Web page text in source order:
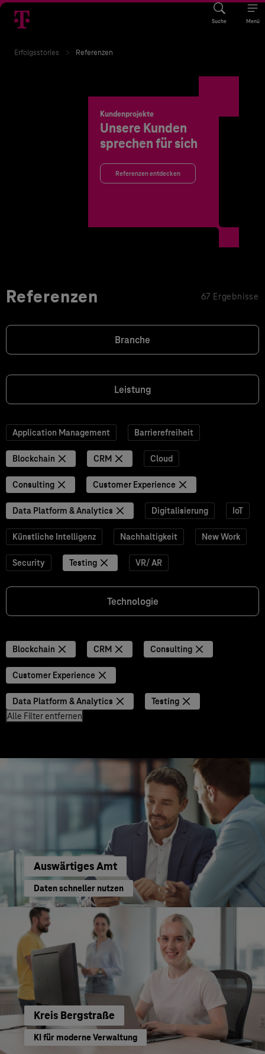
Suche Menü
Erfolgsstories Referenzen
Kundenprojekte
Unsere Kunden
sprechen für sich
Referenzen entdecken
Referenzen 67 Ergebnisse
Branche
Leistung
Application Management Barrierefreiheit
Blockchain CRM Cloud
Consulting Customer Experience
Data Platform & Analytics Digitalisierung IoT
Künstliche Intelligenz Nachhaltigkeit New Work
Security Testing VR/ AR
Technologie
Blockchain CRM Consulting
Customer Experience
Data Platform & Analytics
Testing
Alle Filter entfernen
Auswärtiges Amt
Daten schneller nutzen
Kreis Bergstraße
KI für moderne Verwaltung